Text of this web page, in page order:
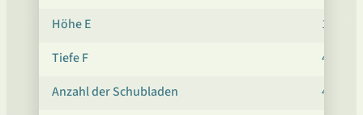
Höhe E
1220
Tiefe F
470
Anzahl der Schubladen
4